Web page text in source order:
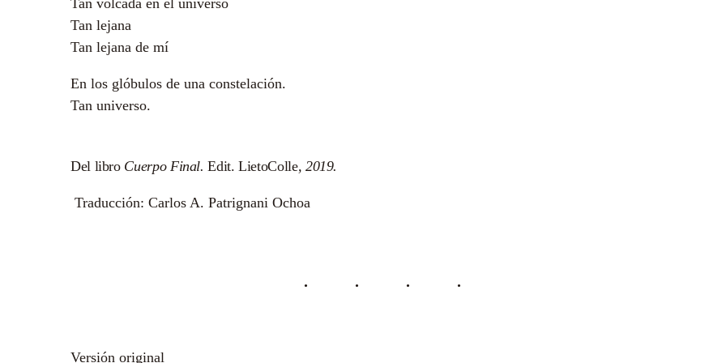
Tan volcada en el universo
Tan lejana
Tan lejana de mí
En los glóbulos de una constelación.
Tan universo.
Del libroCuerpo Final.Edit. LietoColle, 2019.
Traducción: Carlos A. Patrignani Ochoa
Versión original